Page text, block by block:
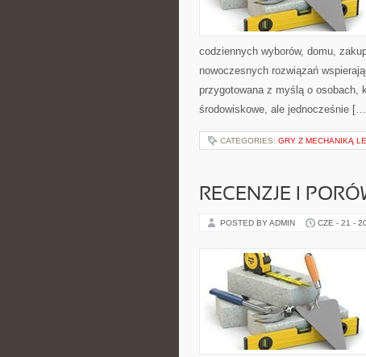
codziennych wyborów, domu,
nowoczesnych rozwiązań
przygotowana z myślą o osobach,
środowiskowe, ale jednocześnie
CATEGORIES: GRY Z MECHANIKĄ
RECENZJE I
POSTED BY ADMIN CZE - 21 -